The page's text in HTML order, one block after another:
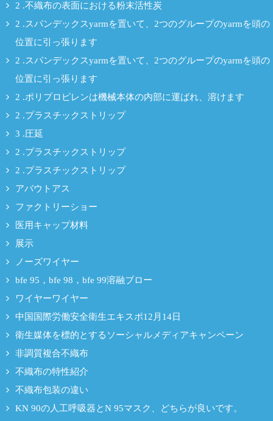
2 .不織布の表面における粉末活性炭
2 .スパンデックスyarmを置いて、2つのグループのyarmを頭の
位置に引っ張ります
2 .スパンデックスyarmを置いて、2つのグループのyarmを頭の
位置に引っ張ります
2 .ポリプロピレンは機械本体の内部に運ばれ、溶けます
2 .プラスチックストリップ
3 .圧延
2 .プラスチックストリップ
2 .プラスチックストリップ
アバウトアス
ファクトリーショー
医用キャップ材料
展示
ノーズワイヤー
bfe 95，bfe 98，bfe 99溶融ブロー
ワイヤーワイヤー
中国国際労働安全衛生エキスポ12月14日
衛生媒体を標的とするソーシャルメディアキャンペーン
非調質複合不織布
不織布の特性紹介
不織布包装の違い
KN 90の人工呼吸器とN 95マスク、どちらが良いです。